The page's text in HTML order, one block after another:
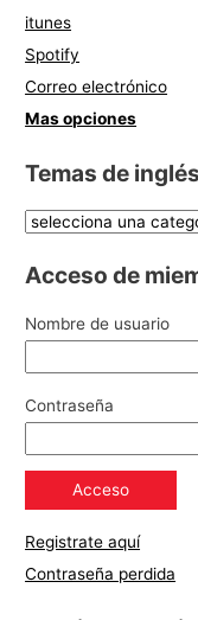
itunes
Spotify
Correo electrónico
Mas opciones
Temas de
Acceso de
Nombre de usuario
Contraseña
Registrate aquí
Contraseña perdida